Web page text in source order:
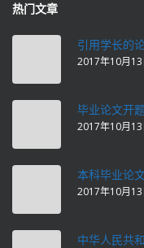
热门文章
引用学长的
2017年10月13
毕业论文开
2017年10月13
本科毕业论
2017年10月13
中华人民共